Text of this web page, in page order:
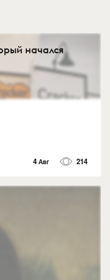
начался
4 Авг 214